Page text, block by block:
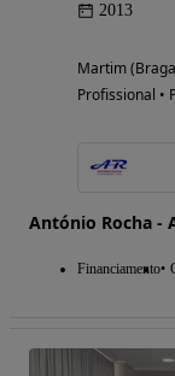
2013
Martim
Profissional •
António Rocha -
Financiamento